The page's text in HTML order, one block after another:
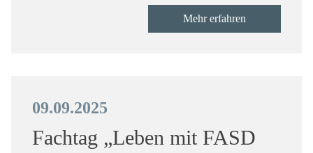
Mehr erfahren
09.09.2025
Fachtag „Leben mit FASD